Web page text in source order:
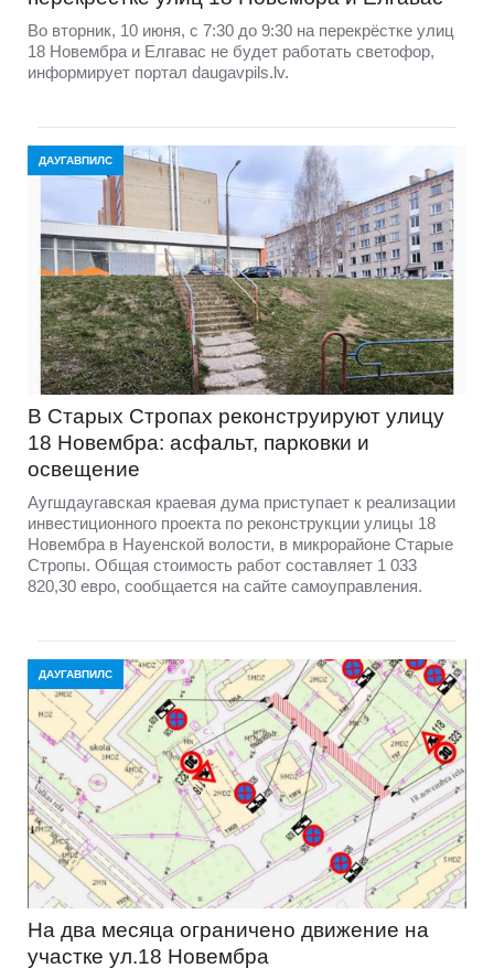
Во вторник, 10 июня, с 7:30 до 9:30 на перекрёстке улиц
18 Новембра и Елгавас не будет работать светофор,
информирует портал daugavpils.lv.
ДАУГАВПИЛС
В Старых Стропах реконструируют улицу
18 Новембра: асфальт, парковки и
освещение
Аугшдаугавская краевая дума приступает к реализации
инвестиционного проекта по реконструкции улицы 18
Новембра в Науенской волости, в микрорайоне Старые
Стропы. Общая стоимость работ составляет 1 033
820,30 евро, сообщается на сайте самоуправления.
ДАУГАВПИЛС
На два месяца ограничено движение на
участке ул.18 Новембра